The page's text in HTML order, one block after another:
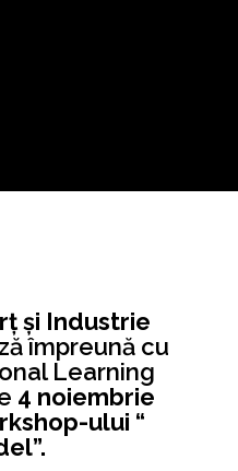
ț și Industrie
împreună cu
Learning
4 noiembrie
ului “